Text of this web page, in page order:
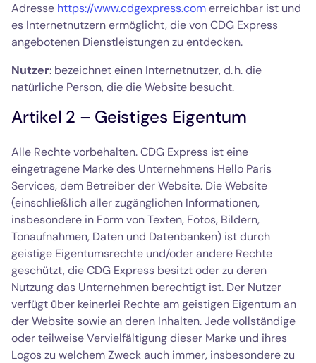
Adresse https://www.cdgexpress.comerreichbar ist und
es Internetnutzern ermöglicht, die von CDG Express
angebotenen Dienstleistungen zu entdecken.
Nutzer: bezeichnet einen Internetnutzer, d. h. die
natürliche Person, die die Website besucht.
Artikel 2 – Geistiges Eigentum
Alle Rechte vorbehalten. CDG Express ist eine
eingetragene Marke des Unternehmens Hello Paris
Services, dem Betreiber der Website. Die Website
(einschließlich aller zugänglichen Informationen,
insbesondere in Form von Texten, Fotos, Bildern,
Tonaufnahmen, Daten und Datenbanken) ist durch
geistige Eigentumsrechte und/oder andere Rechte
geschützt, die CDG Express besitzt oder zu deren
Nutzung das Unternehmen berechtigt ist. Der Nutzer
verfügt über keinerlei Rechte am geistigen Eigentum an
der Website sowie an deren Inhalten. Jede vollständige
oder teilweise Vervielfältigung dieser Marke und ihres
Logos zu welchem Zweck auch immer, insbesondere zu